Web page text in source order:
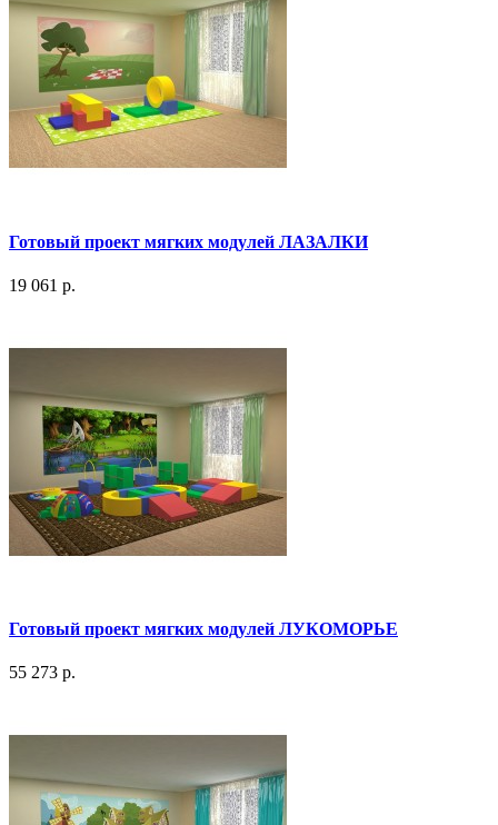
Готовый проект мягких модулей ЛАЗАЛКИ
19 061 р.
Готовый проект мягких модулей ЛУКОМОРЬЕ
55 273 р.